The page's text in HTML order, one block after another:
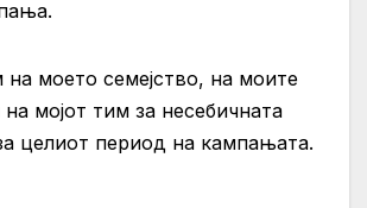
на моето семејство, на моите
на мојот тим за несебичната
целиот период на кампањата.